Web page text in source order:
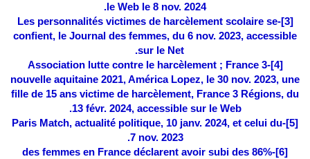
le Web le 8 nov. 2024.
[3]-
Les personnalités victimes de harcèlement scolaire se
confient, le Journal des femmes, du 6 nov. 2023, accessible
sur le Net.
[4]
-Association lutte contre le harcèlement ; France 3
nouvelle aquitaine 2021, América Lopez, le 30 nov. 2023, une
fille de 15 ans victime de harcèlement, France 3 Régions, du
13 févr. 2024, accessible sur le Web.
[5]
-Paris Match, actualité politique, 10 janv. 2024, et celui du
7 nov. 2023.
[6]
-86% des femmes en France déclarent avoir subi des